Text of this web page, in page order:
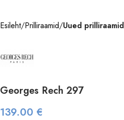
Esileht Prilliraamid Uued prilliraamid
Georges Rech 297
139.00 €